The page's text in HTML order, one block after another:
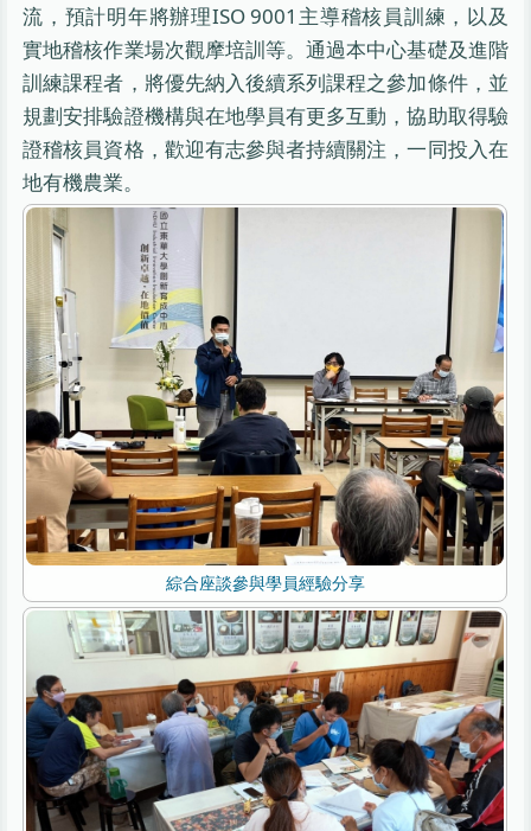
流，預計明年將辦理ISO 9001主導稽核員訓練，以及
實地稽核作業場次觀摩培訓等。通過本中心基礎及進階
訓練課程者，將優先納入後續系列課程之參加條件，並
規劃安排驗證機構與在地學員有更多互動，協助取得驗
證稽核員資格，歡迎有志參與者持續關注，一同投入在
地有機農業。
綜合座談參與學員經驗分享